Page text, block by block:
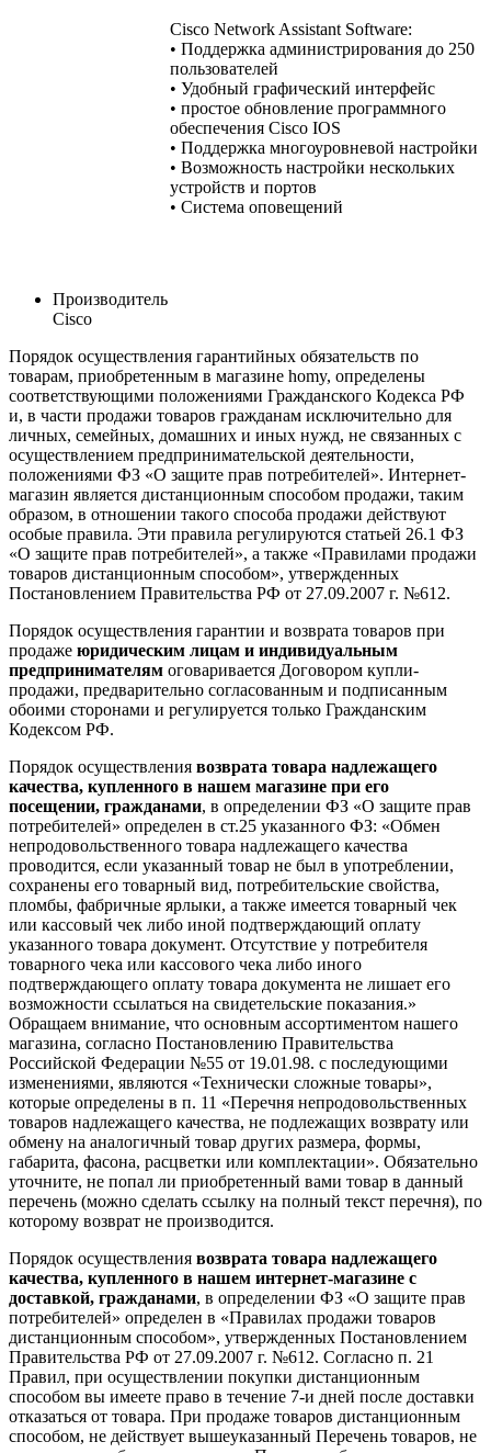
Cisco Network Assistant Software:
• Поддержка администрирования до 250
пользователей
• Удобный графический интерфейс
• простое обновление программного
обеспечения Cisco IOS
• Поддержка многоуровневой настройки
• Возможность настройки нескольких
устройств и портов
• Система оповещений
Производитель
Cisco
Порядок осуществления гарантийных обязательств по
товарам, приобретенным в магазине homy, определены
соответствующими положениями Гражданского Кодекса РФ
и, в части продажи товаров гражданам исключительно для
личных, семейных, домашних и иных нужд, не связанных с
осуществлением предпринимательской деятельности,
положениями ФЗ «О защите прав потребителей». Интернет-
магазин является дистанционным способом продажи, таким
образом, в отношении такого способа продажи действуют
особые правила. Эти правила регулируются статьей 26.1 ФЗ
«О защите прав потребителей», а также «Правилами продажи
товаров дистанционным способом», утвержденных
Постановлением Правительства РФ от 27.09.2007 г. №612.
Порядок осуществления гарантии и возврата товаров при
продаже юридическим лицам и индивидуальным
предпринимателям оговаривается Договором купли-
продажи, предварительно согласованным и подписанным
обоими сторонами и регулируется только Гражданским
Кодексом РФ.
Порядок осуществления возврата товара надлежащего
качества, купленного в нашем магазине при его
посещении, гражданами, в определении ФЗ «О защите прав
потребителей» определен в ст.25 указанного ФЗ: «Обмен
непродовольственного товара надлежащего качества
проводится, если указанный товар не был в употреблении,
сохранены его товарный вид, потребительские свойства,
пломбы, фабричные ярлыки, а также имеется товарный чек
или кассовый чек либо иной подтверждающий оплату
указанного товара документ. Отсутствие у потребителя
товарного чека или кассового чека либо иного
подтверждающего оплату товара документа не лишает его
возможности ссылаться на свидетельские показания.»
Обращаем внимание, что основным ассортиментом нашего
магазина, согласно Постановлению Правительства
Российской Федерации №55 от 19.01.98. с последующими
изменениями, являются «Технически сложные товары»,
которые определены в п. 11 «Перечня непродовольственных
товаров надлежащего качества, не подлежащих возврату или
обмену на аналогичный товар других размера, формы,
габарита, фасона, расцветки или комплектации». Обязательно
уточните, не попал ли приобретенный вами товар в данный
перечень (можно сделать ссылку на полный текст перечня), по
которому возврат не производится.
Порядок осуществления возврата товара надлежащего
качества, купленного в нашем интернет-магазине с
доставкой, гражданами, в определении ФЗ «О защите прав
потребителей» определен в «Правилах продажи товаров
дистанционным способом», утвержденных Постановлением
Правительства РФ от 27.09.2007 г. №612. Согласно п. 21
Правил, при осуществлении покупки дистанционным
способом вы имеете право в течение 7-и дней после доставки
отказаться от товара. При продаже товаров дистанционным
способом, не действует вышеуказанный Перечень товаров, не